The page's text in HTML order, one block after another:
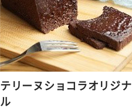
テリーヌショコラオリジナ
ル